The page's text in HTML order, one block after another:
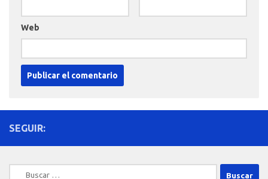
Web
SEGUIR:
Buscar: